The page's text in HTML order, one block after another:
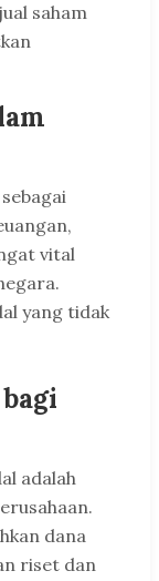
saham
vital
yang tidak
adalah
dana
riset dan